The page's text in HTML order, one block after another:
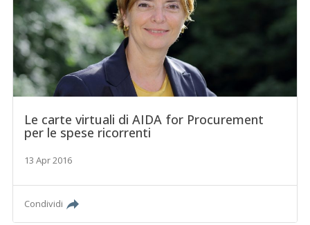
Le carte virtuali di AIDA for Procurement
per le spese ricorrenti
13 Apr 2016
Condividi